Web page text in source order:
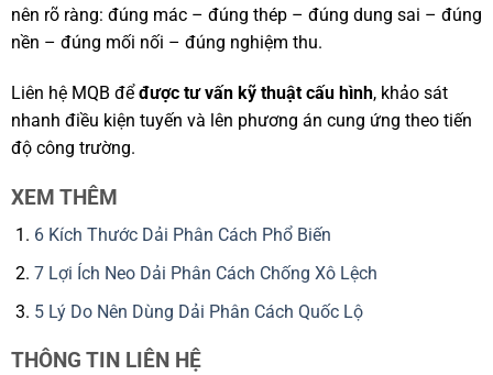
nên rõ ràng: đúng mác – đúng thép – đúng dung sai – đúng
nền – đúng mối nối – đúng nghiệm thu.
Liên hệ MQB đểđược tư vấn kỹ thuật cấu hình, khảo sát
nhanh điều kiện tuyến và lên phương án cung ứng theo tiến
độ công trường.
XEM THÊM
6 Kích Thước Dải Phân Cách Phổ Biến
7 Lợi Ích Neo Dải Phân Cách Chống Xô Lệch
5 Lý Do Nên Dùng Dải Phân Cách Quốc Lộ
THÔNG TIN LIÊN HỆ